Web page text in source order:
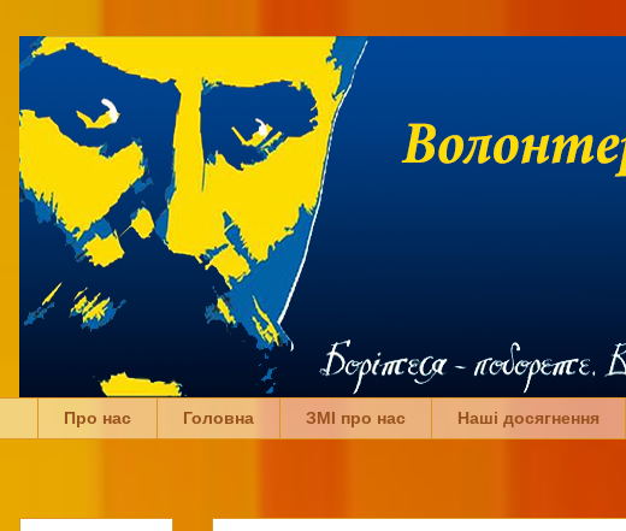
Про нас Головна ЗМІ про нас Наші досягнення